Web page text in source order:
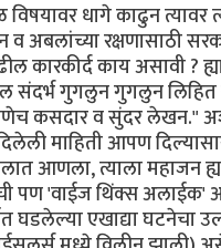
धागे काढुन त्यावर
अबलांच्या रक्षणासाठी
काय असावी ?
संदर्भ गुगलुन गुगलुन
कसदार व सुंदर लेखन."
दिलेली माहिती आपण
आणला, त्याला महाजन
पण 'वाईज थिंक्स
घडलेल्या एखाद्या घटनेचा